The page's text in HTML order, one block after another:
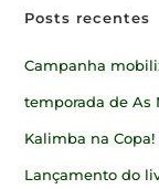
Posts recentes
Campanha
temporada de As
Kalimba na Copa!
Lançamento do